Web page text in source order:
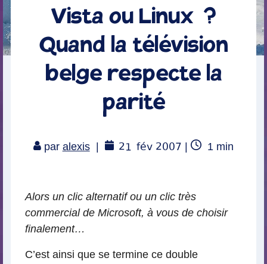
Vista ou Linux ?
Quand la télévision
belge respecte la
parité
par alexis 21 fév 2007 |
Temps
1 min
Alors un clic alternatif ou un clic très
commercial de Microsoft, à vous de choisir
finalement…
C’est ainsi que se termine ce double